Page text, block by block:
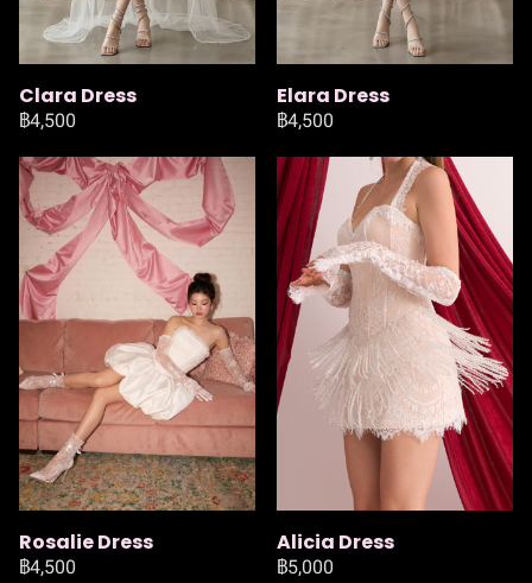
Clara Dress
฿4,500
Elara Dress
฿4,500
Rosalie Dress
฿4,500
Alicia Dress
฿5,000